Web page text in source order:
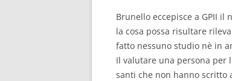
Brunello eccepisce a GPII
la cosa possa risultare
fatto nessuno studio nè in
Il valutare una persona per
santi che non hanno scritto